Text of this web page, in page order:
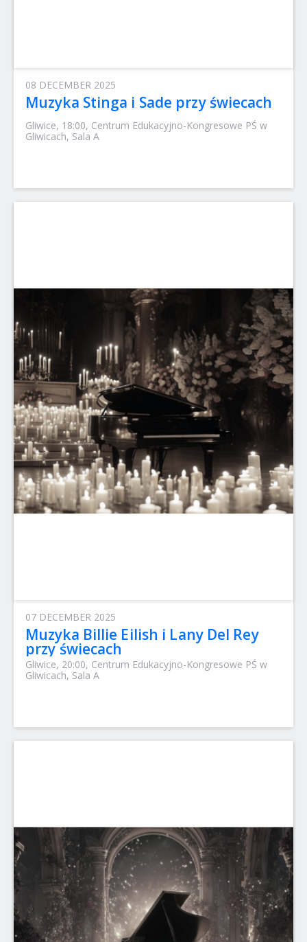
08 DECEMBER 2025
Muzyka Stinga i Sade przy świecach
Gliwice, 18:00, Centrum Edukacyjno-Kongresowe PŚ w
Gliwicach, Sala A
07 DECEMBER 2025
Muzyka Billie Eilish i Lany Del Rey
przy świecach
Gliwice, 20:00, Centrum Edukacyjno-Kongresowe PŚ w
Gliwicach, Sala A